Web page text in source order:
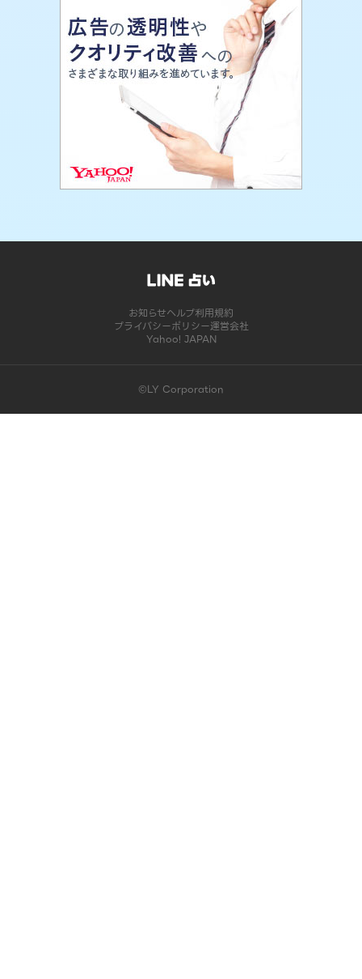
お知らせヘルプ利用規約
プライバシーポリシー運営会社
Yahoo! JAPAN
©LY Corporation
このコンテンツは掲載が終了しました | LINE占い